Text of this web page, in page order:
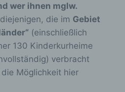
wer ihnen mglw.
die im Gebiet
(einschließlich
130 Kinderkurheime
verbracht
Möglichkeit hier